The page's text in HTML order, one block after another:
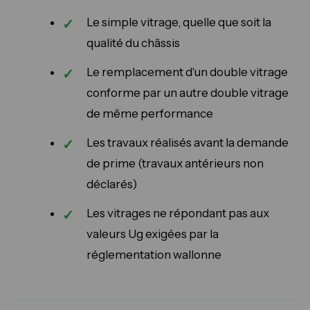
Le simple vitrage, quelle que soit la
qualité du châssis
Le remplacement d'un double vitrage
conforme par un autre double vitrage
de même performance
Les travaux réalisés avant la demande
de prime (travaux antérieurs non
déclarés)
Les vitrages ne répondant pas aux
valeurs Ug exigées par la
réglementation wallonne